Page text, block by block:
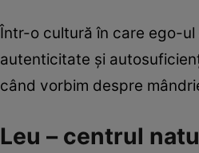
Într-o cultură în care ego-
autenticitate și
când vorbim despre
Leu – centrul